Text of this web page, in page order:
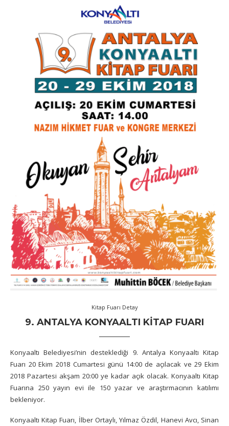
Kitap Fuarı Detay
9. ANTALYA KONYAALTI KITAP FUARI
Konyaaltı Belediyesi’nin desteklediği 9. Antalya Konyaaltı Kitap
Fuarı 20 Ekim 2018 Cumartesi günü 14:00 de açılacak ve 29 Ekim
2018 Pazartesi akşam 20:00 ye kadar açık olacak. Konyaaltı Kitap
Fuarına 250 yayın evi ile 150 yazar ve araştırmacının katılımı
bekleniyor.
Konyaaltı Kitap Fuarı, İlber Ortaylı, Yılmaz Özdil, Hanevi Avcı, Sinan